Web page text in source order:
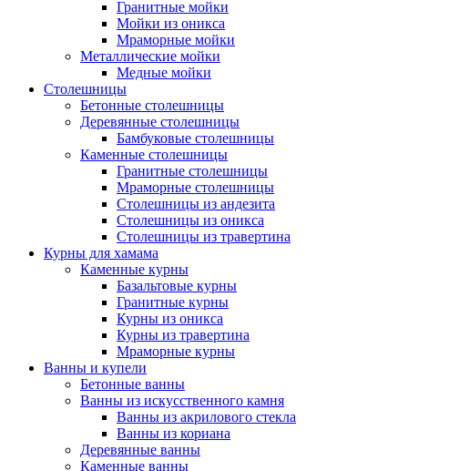
Гранитные мойки
Мойки из оникса
Мраморные мойки
Металлические мойки
Медные мойки
Столешницы
Бетонные столешницы
Деревянные столешницы
Бамбуковые столешницы
Каменные столешницы
Гранитные столешницы
Мраморные столешницы
Столешницы из андезита
Столешницы из оникса
Столешницы из травертина
Курны для хамама
Каменные курны
Базальтовые курны
Гранитные курны
Курны из оникса
Курны из травертина
Мраморные курны
Ванны и купели
Бетонные ванны
Ванны из искусственного камня
Ванны из акрилового стекла
Ванны из кориана
Деревянные ванны
Каменные ванны